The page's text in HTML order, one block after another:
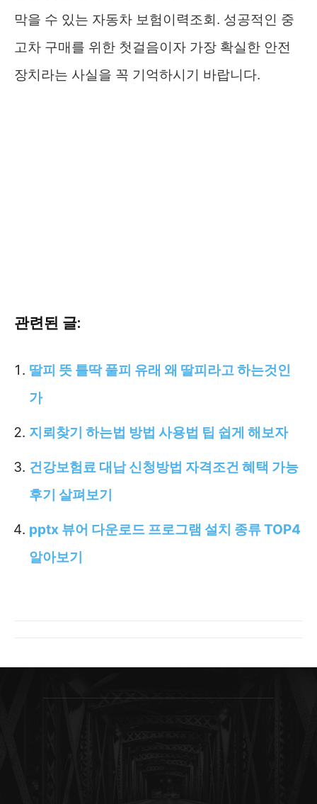
막을 수 있는 자동차 보험이력조회. 성공적인 중
고차 구매를 위한 첫걸음이자 가장 확실한 안전
장치라는 사실을 꼭 기억하시기 바랍니다.
관련된 글:
딸피 뜻 틀딱 풀피 유래 왜 딸피라고 하는것인
가
지뢰찾기 하는법 방법 사용법 팁 쉽게 해보자
건강보험료 대납 신청방법 자격조건 혜택 가능
후기 살펴보기
pptx 뷰어 다운로드 프로그램 설치 종류 TOP4
알아보기